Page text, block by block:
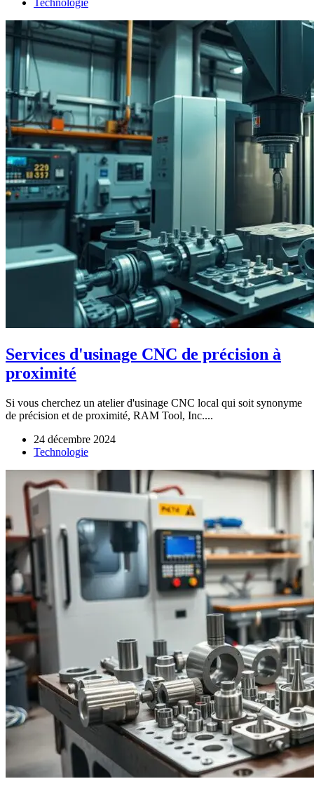
Services d'usinage CNC de précision à
proximité
Si vous cherchez un atelier d'usinage CNC local qui soit synonyme
de précision et de proximité, RAM Tool, Inc....
24 décembre 2024
Technologie